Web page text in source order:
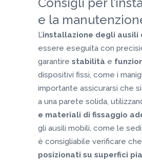
e la
L’installazione degli ausili
essere eseguita con
garantire stabilità e
dispositivi fissi, come i
importante assicurarsi che
a una parete solida,
e materiali di fissaggio
gli ausili mobili, come le
è consigliabile verificare
posizionati su superfici